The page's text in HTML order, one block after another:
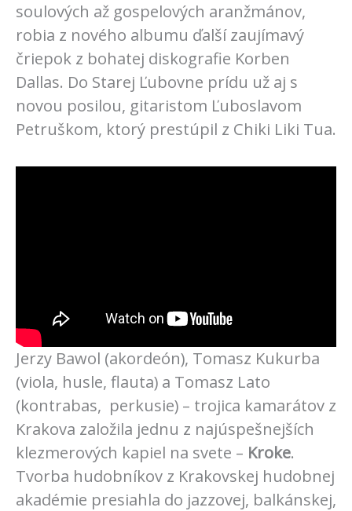
soulových až gospelových aranžmánov,
robia z nového albumu ďalší zaujímavý
čriepok z bohatej diskografie Korben
Dallas. Do Starej Ľubovne prídu už aj s
novou posilou, gitaristom Ľuboslavom
Petruškom, ktorý prestúpil z Chiki Liki Tua.
Jerzy Bawol (akordeón), Tomasz Kukurba
(viola, husle, flauta) a Tomasz Lato
(kontrabas, perkusie) – trojica kamarátov z
Krakova založila jednu z najúspešnejších
klezmerových kapiel na svete – Kroke.
Tvorba hudobníkov z Krakovskej hudobnej
akadémie presiahla do jazzovej, balkánskej,